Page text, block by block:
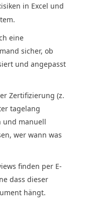
in Excel und
eine
sicher, ob
und angepasst
Zertifizierung (z.
tagelang
und manuell
wer wann was
finden per E-
dass dieser
hängt.